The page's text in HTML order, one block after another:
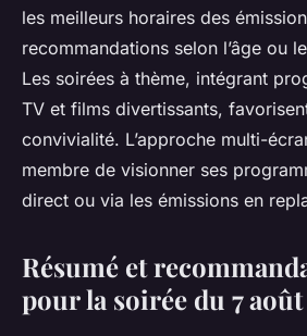
les meilleurs horaires des
recommandations selon l’âge ou
Les soirées à thème, intégrant
TV et films divertissants,
convivialité. L’approche multi-
membre de visionner ses
direct ou via les émissions en
Résumé et
pour la soirée du 7 août